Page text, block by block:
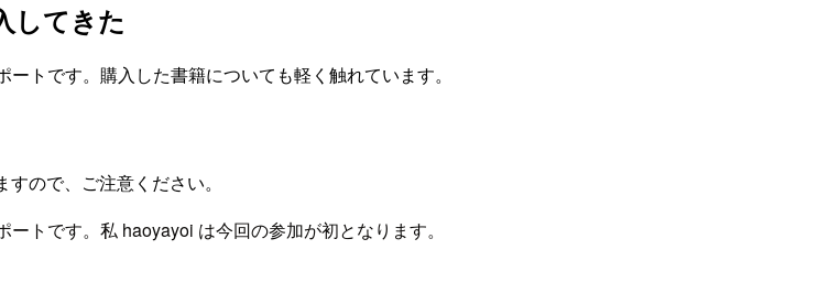
してきた
トです。購入した書籍についても軽く触れています。
ので、ご注意ください。
トです。私 haoyayoi は今回の参加が初となります。